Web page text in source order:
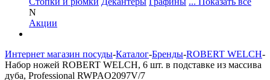
N
Акции
Интернет магазин посуды-Каталог-Бренды-ROBERT WELCH-
Набор ножей ROBERT WELCH, 6 шт. в подставке из массива
дуба, Professional RWPAO2097V/7